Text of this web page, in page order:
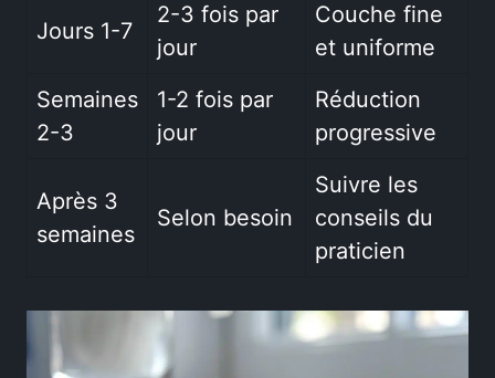
Jours 1-7
2-3 fois par
jour
Couche fine
et uniforme
Semaines
2-3
1-2 fois par
jour
Réduction
progressive
Après 3
semaines
Selon besoin
Suivre les
conseils du
praticien